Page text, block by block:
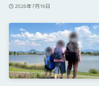
2026年7月16日